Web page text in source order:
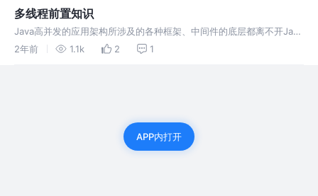
多线程前置知识
Java高并发的应用架构所涉及的各种框架、中间件的底层都离不开Java
并发编程的核心知识的应用，而这是Java高级开发或架构师面试的一个
2年前 1.1k 2 1
APP内打开